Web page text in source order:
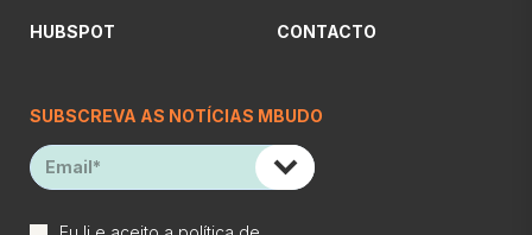
HUBSPOT CONTACTO
SUBSCREVA AS NOTÍCIAS MBUDO